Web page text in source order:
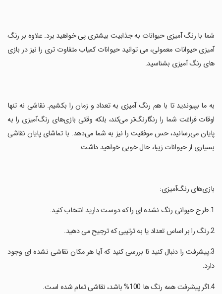
‏شما با رنگ آمیزی حیوانات به جذابیت بیشتری پی خواهید برد. علاوه بر رنگ
آمیزی حیوانات معمولی، می توانید حیوانات کمیاب متفاوت تری را نیز در بازی
های رنگ آمیزی بشناسید.
‏به ما بپیوندید تا با هم رنگ آمیزی به تعداد و زمان را بکشیم. نقاشی نه تنها
اوقات فراغت شما را رنگارنگ‌تر می‌کند، بلکه وقتی بازی‌های رنگ‌آمیزی را به
پایان می‌رسانید، حس موفقیت را نیز به شما می‌دهد. با تماشای پایان نقاشی
بسیاری از حیوانات زیبا، حال خوبی خواهید داشت.
‏بازی‌های رنگ‌آمیزی:
‏3.پیشرفت را دنبال کنید تا بررسی کنید که آیا هر مکان نقاشی نشده ای وجود
دارد.